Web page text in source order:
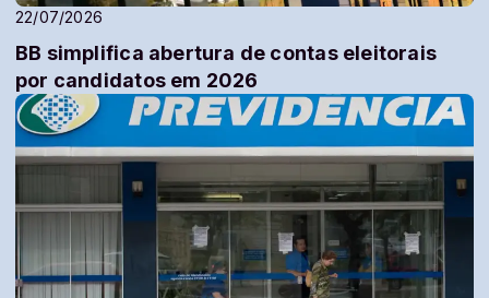
22/07/2026
BB simplifica abertura de contas eleitorais
por candidatos em 2026